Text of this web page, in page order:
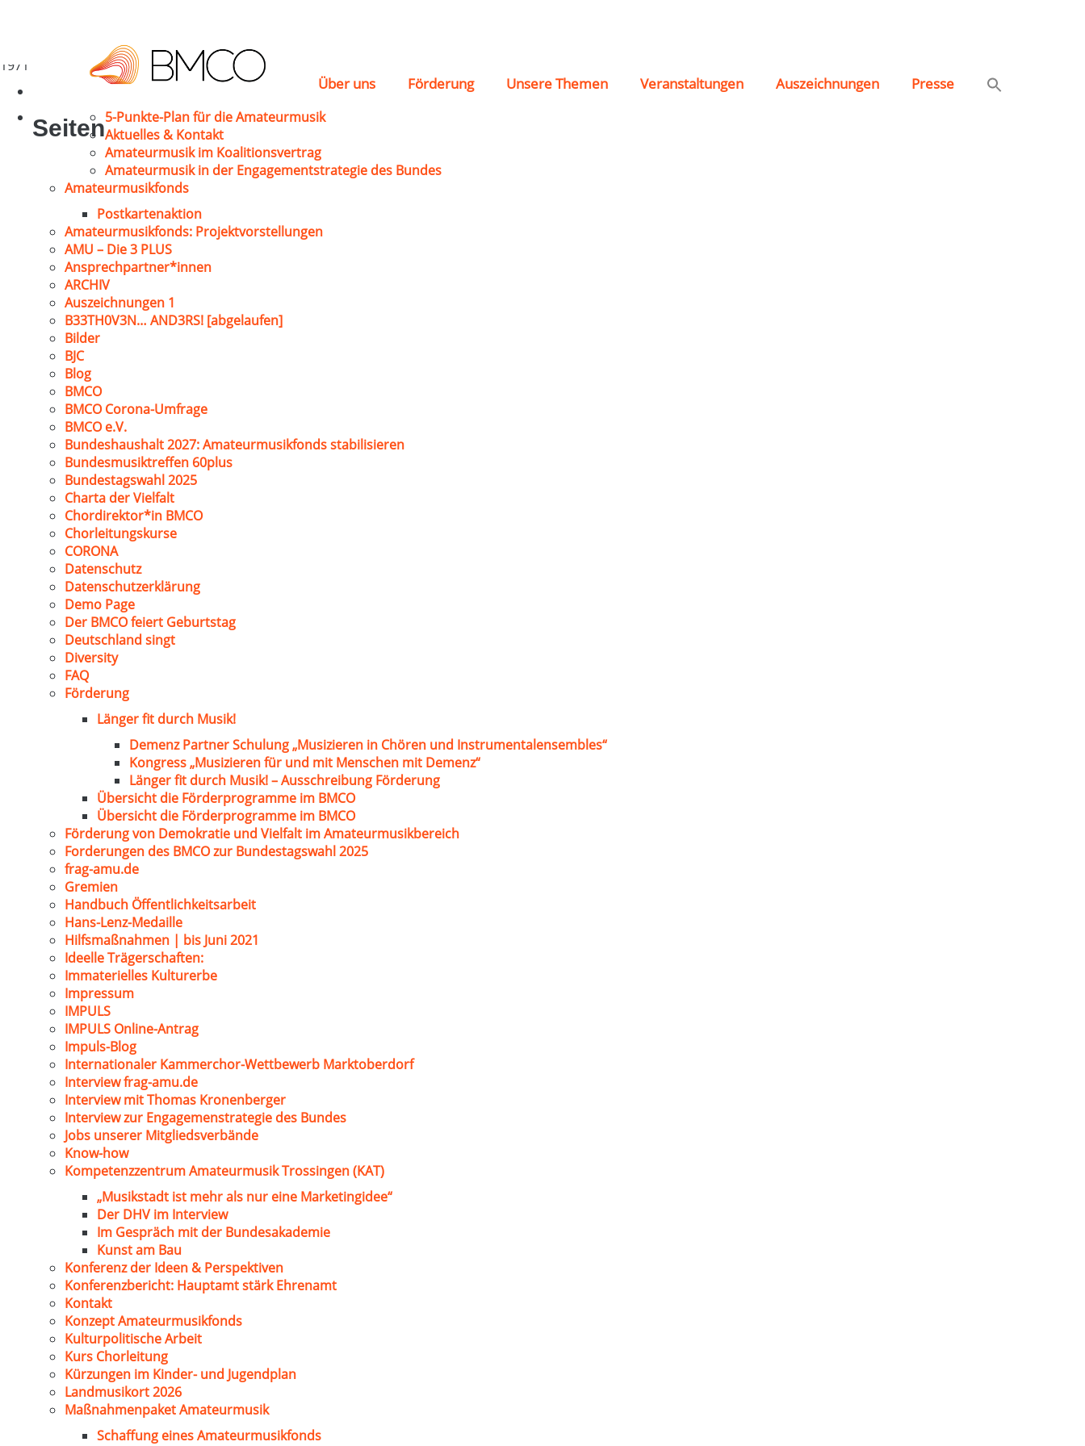
Über uns Förderung Unsere Themen Veranstaltungen Auszeichnungen Presse
1971
Seiten5-Punkte-Plan für die Amateurmusik
Aktuelles & Kontakt
Amateurmusik im Koalitionsvertrag
Amateurmusik in der Engagementstrategie des Bundes
Amateurmusikfonds
Postkartenaktion
Amateurmusikfonds: Projektvorstellungen
AMU – Die 3 PLUS
Ansprechpartner*innen
ARCHIV
Auszeichnungen 1
B33TH0V3N… AND3RS! [abgelaufen]
Bilder
BJC
Blog
BMCO
BMCO Corona-Umfrage
BMCO e.V.
Bundeshaushalt 2027: Amateurmusikfonds stabilisieren
Bundesmusiktreffen 60plus
Bundestagswahl 2025
Charta der Vielfalt
Chordirektor*in BMCO
Chorleitungskurse
CORONA
Datenschutz
Datenschutzerklärung
Demo Page
Der BMCO feiert Geburtstag
Deutschland singt
Diversity
FAQ
Förderung
Länger fit durch Musik!
Demenz Partner Schulung „Musizieren in Chören und Instrumentalensembles“
Kongress „Musizieren für und mit Menschen mit Demenz“
Länger fit durch Musik! – Ausschreibung Förderung
Übersicht die Förderprogramme im BMCO
Übersicht die Förderprogramme im BMCO
Förderung von Demokratie und Vielfalt im Amateurmusikbereich
Forderungen des BMCO zur Bundestagswahl 2025
frag-amu.de
Gremien
Handbuch Öffentlichkeitsarbeit
Hans-Lenz-Medaille
Hilfsmaßnahmen | bis Juni 2021
Ideelle Trägerschaften:
Immaterielles Kulturerbe
Impressum
IMPULS
IMPULS Online-Antrag
Impuls-Blog
Internationaler Kammerchor-Wettbewerb Marktoberdorf
Interview frag-amu.de
Interview mit Thomas Kronenberger
Interview zur Engagemenstrategie des Bundes
Jobs unserer Mitgliedsverbände
Know-how
Kompetenzzentrum Amateurmusik Trossingen (KAT)
„Musikstadt ist mehr als nur eine Marketingidee“
Der DHV im Interview
Im Gespräch mit der Bundesakademie
Kunst am Bau
Konferenz der Ideen & Perspektiven
Konferenzbericht: Hauptamt stärk Ehrenamt
Kontakt
Konzept Amateurmusikfonds
Kulturpolitische Arbeit
Kurs Chorleitung
Kürzungen im Kinder- und Jugendplan
Landmusikort 2026
Maßnahmenpaket Amateurmusik
Schaffung eines Amateurmusikfonds